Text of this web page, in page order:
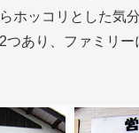
ホッコリとした気
つあり、ファミリ